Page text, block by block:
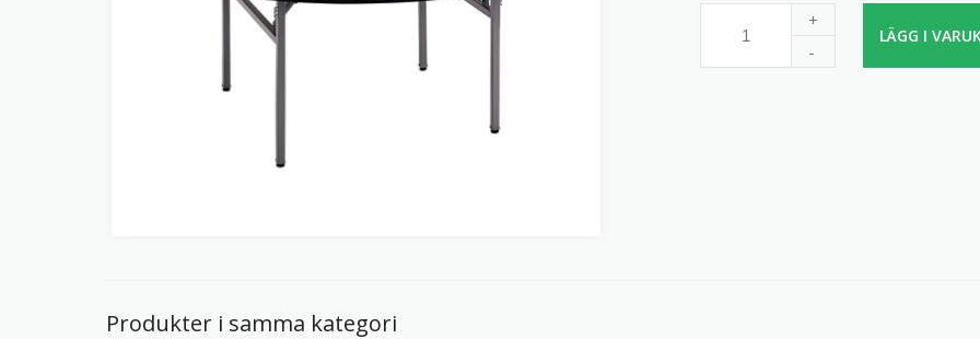
+
-
LÄGG I
Produkter i samma kategori